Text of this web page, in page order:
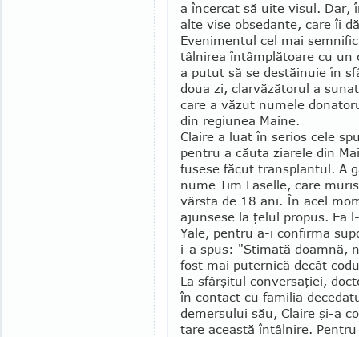
a încercat să uite visul. Dar,
alte vise obsedante, care îi
Evenimentul cel mai
tâlnirea în­tâm­plătoare cu un
a putut să se destăinuie în
doua zi, clarvăzătorul a
care a văzut numele
din regiunea Maine.
Claire a luat în serios cele
pentru a cău­ta ziarele din
fusese făcut trans­plantul. A
nume Tim Laselle, care
vârsta de 18 ani. În acel
ajunsese la ţelul propus. Ea
Yale, pen­tru a-i confirma
i-a spus: "Stimată doam­nă,
fost mai pu­ternică decât
La sfârşitul conversaţiei,
în contact cu familia
demersului său, Claire şi-a
tare această întâlnire.